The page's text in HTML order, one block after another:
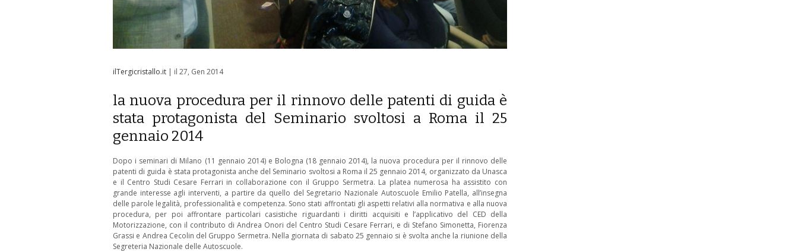
ilTergicristallo.it | il 27, Gen 2014
la nuova procedura per il rinnovo delle patenti di guida è
stata protagonista del Seminario svoltosi a Roma il 25
gennaio 2014
Dopo i seminari di Milano (11 gennaio 2014) e Bologna (18 gennaio 2014), la nuova procedura per il rinnovo delle
patenti di guida è stata protagonista anche del Seminario svoltosi a Roma il 25 gennaio 2014, organizzato da Unasca
e il Centro Studi Cesare Ferrari in collaborazione con il Gruppo Sermetra. La platea numerosa ha assistito con
grande interesse agli interventi, a partire da quello del Segretario Nazionale Autoscuole Emilio Patella, all’insegna
delle parole legalità, professionalità e competenza. Sono stati affrontati gli aspetti relativi alla normativa e alla nuova
procedura, per poi affrontare particolari casistiche riguardanti i diritti acquisiti e l’applicativo del CED della
Motorizzazione, con il contributo di Andrea Onori del Centro Studi Cesare Ferrari, e di Stefano Simonetta, Fiorenza
Grassi e Andrea Cecolin del Gruppo Sermetra. Nella giornata di sabato 25 gennaio si è svolta anche la riunione della
Segreteria Nazionale delle Autoscuole.